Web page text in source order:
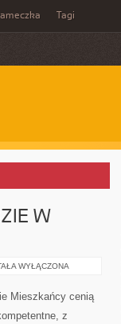
Tagi
W
WYŁĄCZONA
Mieszkańcy cenią
z